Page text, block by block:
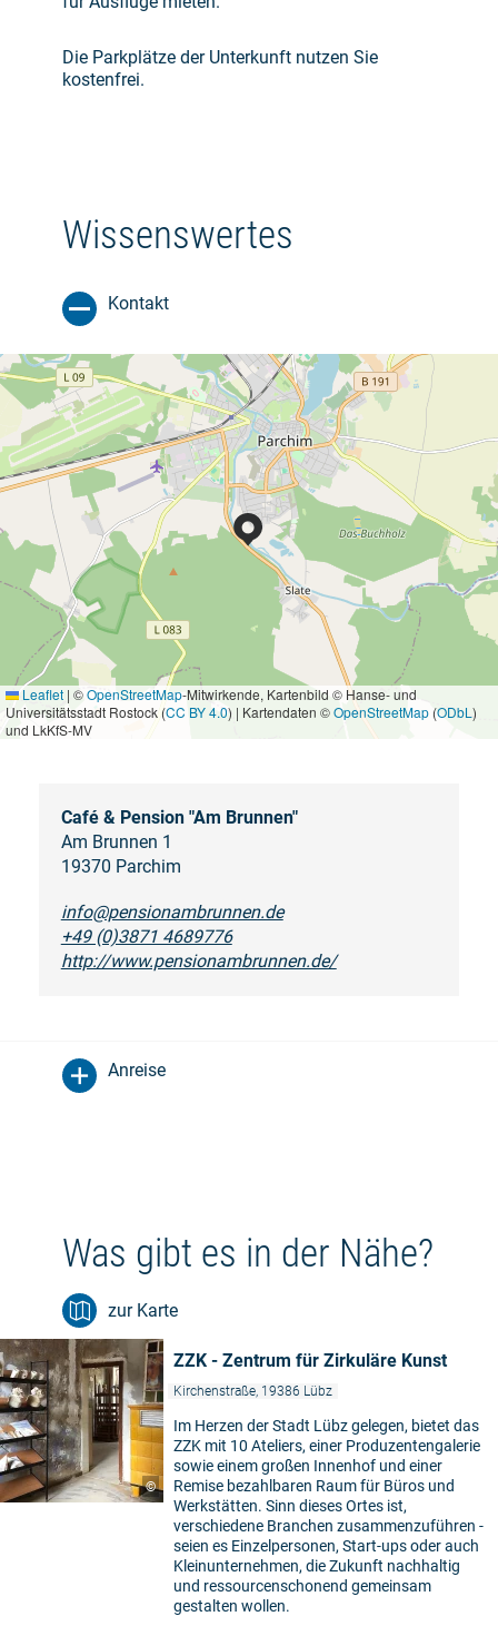
Die Parkplätze der Unterkunft nutzen Sie
kostenfrei.
Wissenswertes
Kontakt
Leaflet | ©OpenStreetMap-Mitwirkende, Kartenbild © Hanse- und
Universitätsstadt Rostock (CC BY 4.0) | Kartendaten ©OpenStreetMap (ODbL )
und LkKfS-MV
Café & Pension "Am Brunnen"
Am Brunnen 1
19370 Parchim
info@pensionambrunnen.de
+49 (0)3871 4689776
http://www.pensionambrunnen.de/
Anreise
Was gibt es in der Nähe?
zur Karte
©
ZZK - Zentrum für Zirkuläre Kunst
Kirchenstraße, 19386 Lübz
Im Herzen der Stadt Lübz gelegen, bietet das
ZZK mit 10 Ateliers, einer Produzentengalerie
sowie einem großen Innenhof und einer
Remise bezahlbaren Raum für Büros und
Werkstätten. Sinn dieses Ortes ist,
verschiedene Branchen zusammenzuführen -
seien es Einzelpersonen, Start-ups oder auch
Kleinunternehmen, die Zukunft nachhaltig
und ressourcenschonend gemeinsam
gestalten wollen.